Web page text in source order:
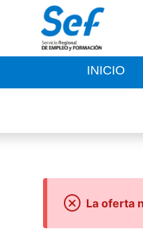
INICIO
La oferta